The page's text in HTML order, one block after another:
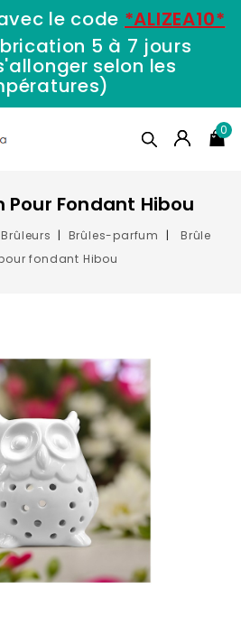
le code *ALIZEA10*
5 à 7 jours
selon les
0
Pour Fondant Hibou
Brûles-parfum
Brûle
fondant Hibou